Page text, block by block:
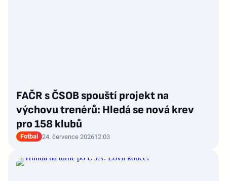
FAČR s ČSOB spouští projekt na
výchovu trenérů: Hledá se nová krev
pro 158 klubů
Fotbal 24. července 202612:03